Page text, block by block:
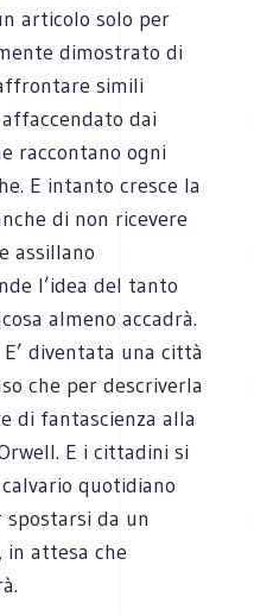
articolo solo per
dimostrato di
simili
dai
raccontano ogni
E intanto cresce la
di non ricevere
assillano
l’idea del tanto
almeno accadrà.
E’ diventata una città
che per descriverla
di fantascienza alla
E i cittadini si
quotidiano
da un
attesa che